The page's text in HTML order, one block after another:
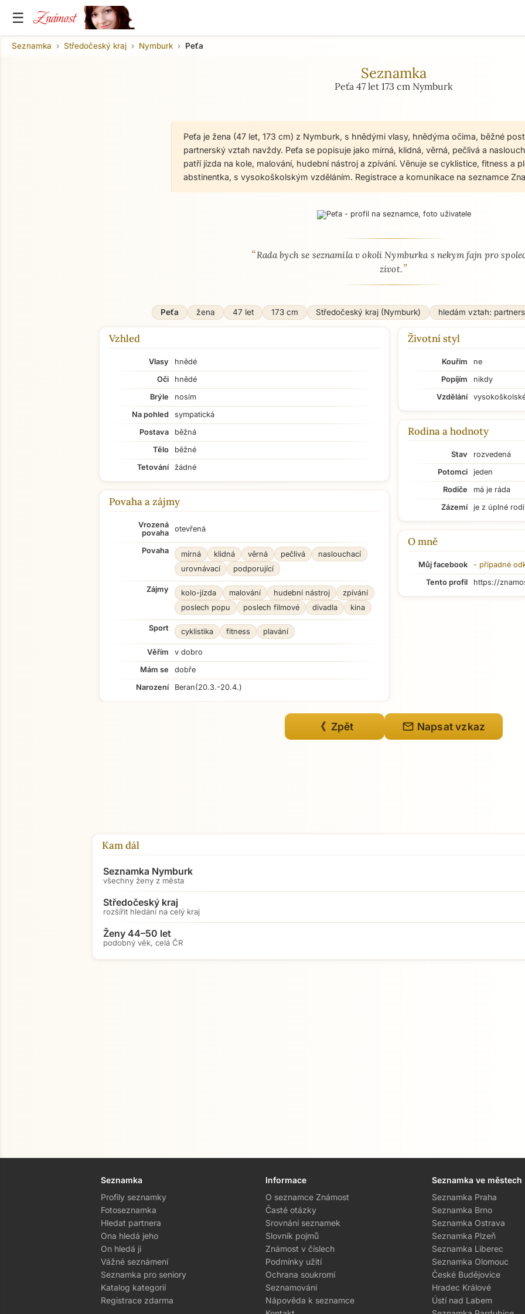
☰ Známost
Seznamka Středočeský kraj Nymburk Peťa
Seznamka
Peťa 47 let 173 cm Nymburk
Peťa je žena (47 let, 173 cm) z Nymburk, s hnědými vlasy, hnědýma očima, běžné
partnerský vztah navždy. Peťa se popisuje jako mírná, klidná, věrná, pečlivá a
patří jízda na kole, malování, hudební nástroj a zpívání. Věnuje se cyklistice, fitness a
abstinentka, s vysokoškolským vzděláním. Registrace a komunikace na seznamce
O mně - seznamka profil
“Rada bych se seznamila v okoli Nymburka s nekym fajn pro
zivot.”
Peťa žena 47 let 173 cm Středočeský kraj (Nymburk) hledám vztah:
Vzhled
Vlasy
hnědé
Oči
hnědé
Brýle
nosím
Na pohled
sympatická
Postava
běžná
Tělo
běžné
Tetování
žádné
Povaha a zájmy
Vrozená
povaha
otevřená
Povaha mírná klidná věrná pečlivá
naslouchací
urovnávací
podporující
Zájmy kolo-jízda malování hudební nástroj
zpívání
poslech popu
poslech filmové divadla kina
Sport cyklistika fitness plavání
Věřím
v dobro
Mám se
dobře
Narození
Beran(20.3.-20.4.)
Životní styl
Kouřím
ne
Popíjím
nikdy
Vzdělání
Rodina a hodnoty
Stav
rozvedená
Potomci
jeden
Rodiče
má je ráda
Zázemí
je z úplné
O mně
Můj facebook - případné
Tento profil
https://
《 Zpět mail Napsat vzkaz
Kam dál
Seznamka Nymburk
všechny ženy z města
Středočeský kraj
rozšířit hledání na celý kraj
Ženy 44–50 let
podobný věk, celá ČR
Seznamka
Profily seznamky
Fotoseznamka
Hledat partnera
Ona hledá jeho
On hledá ji
Vážné seznámení
Seznamka pro seniory
Katalog kategorií
Registrace zdarma
Informace
O seznamce Známost
Časté otázky
Srovnání seznamek
Slovník pojmů
Známost v číslech
Podmínky užití
Ochrana soukromí
Seznamování
Nápověda k seznamce
Seznamka ve městech
Seznamka Praha
Seznamka Brno
Seznamka Ostrava
Seznamka Plzeň
Seznamka Liberec
Seznamka Olomouc
České Budějovice
Hradec Králové
Ústí nad Labem